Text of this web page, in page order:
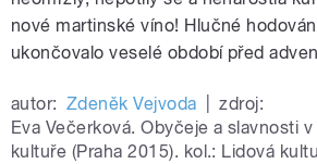
nové martinské víno! Hlučné
ukončovalo veselé období před
autor: Zdeněk Vejvoda
zdroj:
Eva Večerková. Obyčeje a slavnosti
kultuře (Praha 2015). kol.: Lidová